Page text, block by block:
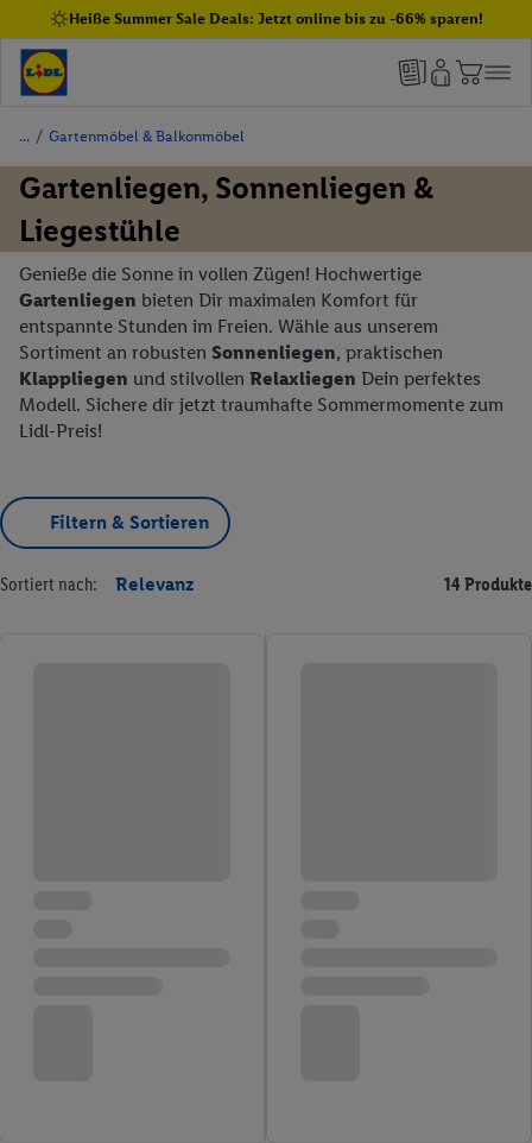
Heiße Summer Sale Deals: Jetzt online bis zu -66% sparen!
/ Gartenmöbel & Balkonmöbel
Gartenliegen, Sonnenliegen &
Liegestühle
Genieße die Sonne in vollen Zügen! Hochwertige
Gartenliegen bieten Dir maximalen Komfort für
entspannte Stunden im Freien. Wähle aus unserem
Sortiment an robusten Sonnenliegen, praktischen
Klappliegen und stilvollen Relaxliegen Dein perfektes
Modell. Sichere dir jetzt traumhafte Sommermomente zum
Lidl-Preis!
Filtern & Sortieren
Sortiert nach: Relevanz 14 Produkte